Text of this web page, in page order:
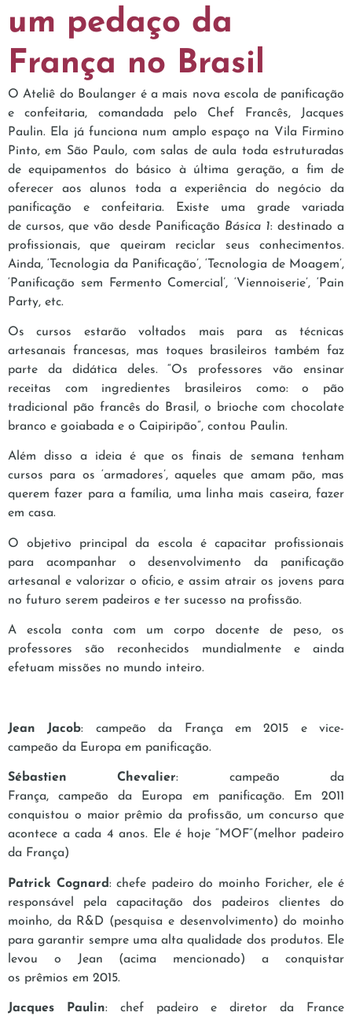
um pedaço da
França no Brasil
O Ateliê do Boulanger é a mais nova escola de panificação
e confeitaria, comandada pelo Chef Francês, Jacques
Paulin. Ela já funciona num amplo espaço na Vila Firmino
Pinto, em São Paulo, com salas de aula toda estruturadas
de equipamentos do básico à última geração, a fim de
oferecer aos alunos toda a experiência do negócio da
panificação e confeitaria. Existe uma grade variada
de cursos, que vão desde Panificação Básica 1: destinado a
profissionais, que queiram reciclar seus conhecimentos.
Ainda, ‘Tecnologia da Panificação’, ‘Tecnologia de Moagem’,
‘Panificação sem Fermento Comercial’, ‘Viennoiserie’, ‘Pain
Party, etc.
Os cursos estarão voltados mais para as técnicas
artesanais francesas, mas toques brasileiros também faz
parte da didática deles. “Os professores vão ensinar
receitas com ingredientes brasileiros como: o pão
tradicional pão francês do Brasil, o brioche com chocolate
branco e goiabada e o Caipiripão”, contou Paulin.
Além disso a ideia é que os finais de semana tenham
cursos para os ‘armadores’, aqueles que amam pão, mas
querem fazer para a família, uma linha mais caseira, fazer
em casa.
O objetivo principal da escola é capacitar profissionais
para acompanhar o desenvolvimento da panificação
artesanal e valorizar o oficio, e assim atrair os jovens para
no futuro serem padeiros e ter sucesso na profissão.
A escola conta com um corpo docente de peso, os
professores são reconhecidos mundialmente e ainda
efetuam missões no mundo inteiro.
Jean Jacob: campeão da França em 2015 e vice-
campeão da Europa em panificação.
Sébastien Chevalier: campeão da
França, campeão da Europa em panificação. Em 2011
conquistou o maior prêmio da profissão, um concurso que
acontece a cada 4 anos. Ele é hoje “MOF”(melhor padeiro
da França)
Patrick Cognard: chefe padeiro do moinho Foricher, ele é
responsável pela capacitação dos padeiros clientes do
moinho, da R&D (pesquisa e desenvolvimento) do moinho
para garantir sempre uma alta qualidade dos produtos. Ele
levou o Jean (acima mencionado) a conquistar
os prêmios em 2015.
Jacques Paulin: chef padeiro e diretor da France